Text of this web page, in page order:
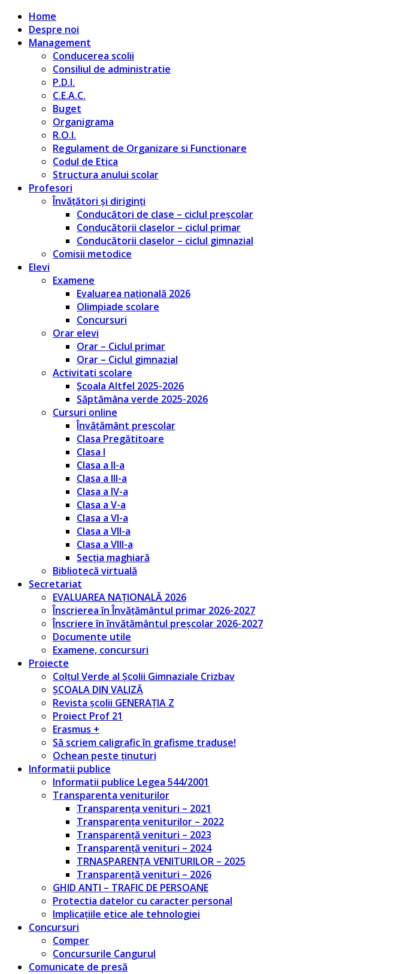
Home
Despre noi
Management
Conducerea scolii
Consiliul de administratie
P.D.I.
C.E.A.C.
Buget
Organigrama
R.O.I.
Regulament de Organizare si Functionare
Codul de Etica
Structura anului scolar
Profesori
Învățători și diriginți
Conducători de clase – ciclul preșcolar
Conducătorii claselor – ciclul primar
Conducătorii claselor – ciclul gimnazial
Comisii metodice
Elevi
Examene
Evaluarea națională 2026
Olimpiade scolare
Concursuri
Orar elevi
Orar – Ciclul primar
Orar – Ciclul gimnazial
Activitati scolare
Școala Altfel 2025-2026
Săptămâna verde 2025-2026
Cursuri online
Învățământ preșcolar
Clasa Pregătitoare
Clasa I
Clasa a II-a
Clasa a III-a
Clasa a IV-a
Clasa a V-a
Clasa a VI-a
Clasa a VII-a
Clasa a VIII-a
Secția maghiară
Bibliotecă virtuală
Secretariat
EVALUAREA NAȚIONALĂ 2026
Înscrierea în Învățământul primar 2026-2027
Înscriere în învățământul preșcolar 2026-2027
Documente utile
Examene, concursuri
Proiecte
Colțul Verde al Școlii Gimnaziale Crizbav
ȘCOALA DIN VALIZĂ
Revista școlii GENERAȚIA Z
Proiect Prof 21
Erasmus +
Să scriem caligrafic în grafisme traduse!
Ochean peste ținuturi
Informatii publice
Informatii publice Legea 544/2001
Transparenta veniturilor
Transparența venituri – 2021
Transparența veniturilor – 2022
Transparență venituri – 2023
Transparență venituri – 2024
TRNASPARENȚA VENITURILOR – 2025
Transparență venituri – 2026
GHID ANTI – TRAFIC DE PERSOANE
Protectia datelor cu caracter personal
Implicațiile etice ale tehnologiei
Concursuri
Comper
Concursurile Cangurul
Comunicate de presă